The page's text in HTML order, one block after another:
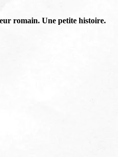
romain. Une petite histoire.